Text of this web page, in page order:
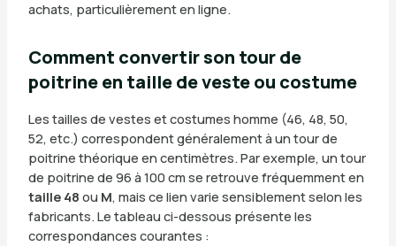
achats, particulièrement en ligne.
Comment convertir son tour de
poitrine en taille de veste ou costume
Les tailles de vestes et costumes homme (46, 48, 50,
52, etc.) correspondent généralement à un tour de
poitrine théorique en centimètres. Par exemple, un tour
de poitrine de 96 à 100 cm se retrouve fréquemment en
taille 48 ou M, mais ce lien varie sensiblement selon les
fabricants. Le tableau ci-dessous présente les
correspondances courantes :